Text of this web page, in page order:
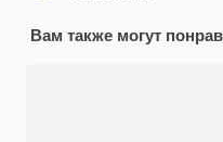
Вам также могут